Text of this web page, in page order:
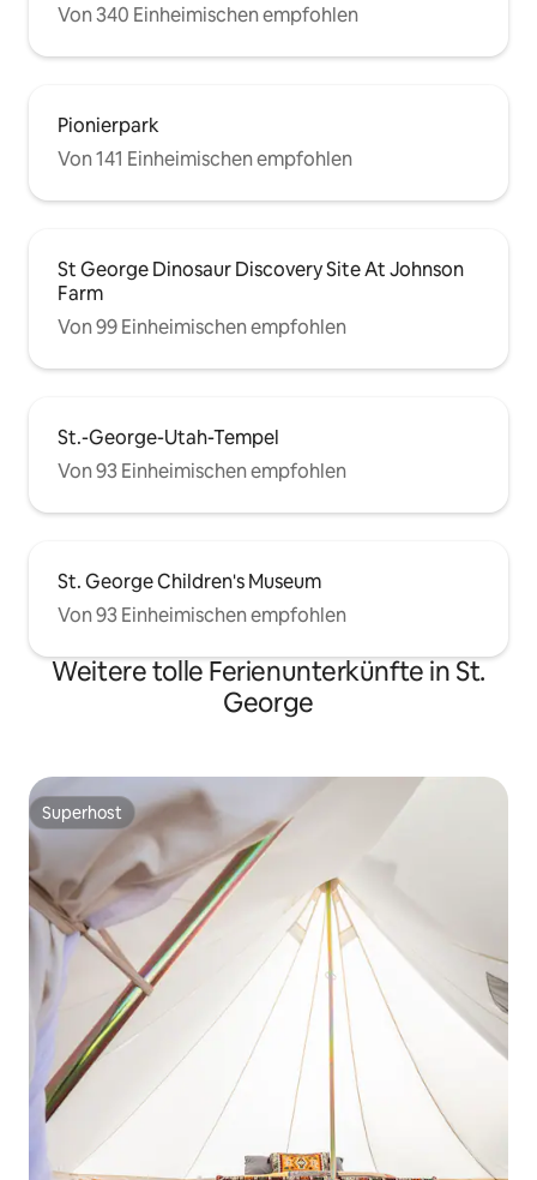
Von 340 Einheimischen empfohlen
Pionierpark
Von 141 Einheimischen empfohlen
St George Dinosaur Discovery Site At Johnson
Farm
Von 99 Einheimischen empfohlen
St.-George-Utah-Tempel
Von 93 Einheimischen empfohlen
St. George Children's Museum
Von 93 Einheimischen empfohlen
Weitere tolle Ferienunterkünfte in St.
George
Superhost
Superhost